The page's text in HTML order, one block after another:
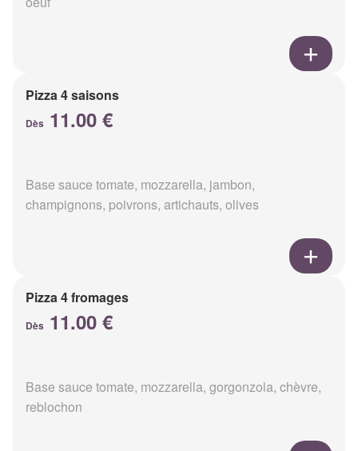
Pizza 4 saisons
Dès 11.00 €
Base sauce tomate, mozzarella, jambon,
champignons, poivrons, artichauts, olives
Pizza 4 fromages
Dès 11.00 €
Base sauce tomate, mozzarella, gorgonzola, chèvre,
reblochon